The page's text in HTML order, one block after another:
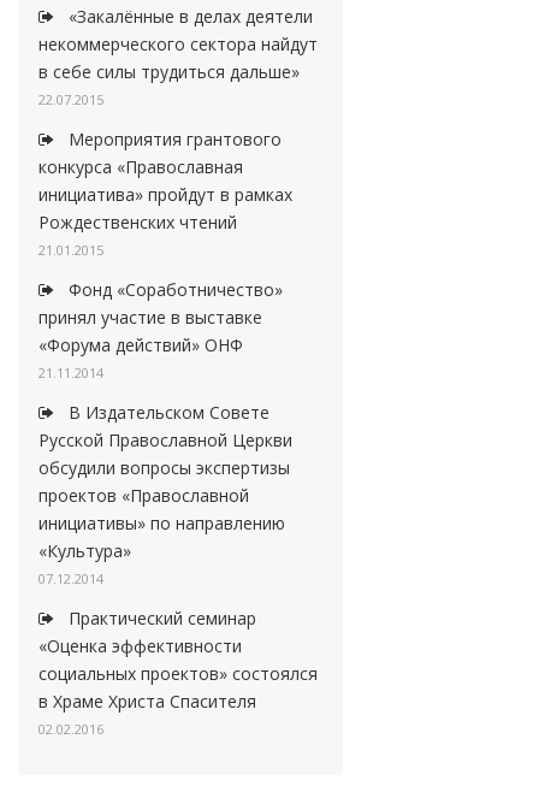
«Закалённые в делах деятели
некоммерческого сектора найдут
в себе силы трудиться дальше»
22.07.2015
Мероприятия грантового
конкурса «Православная
инициатива» пройдут в рамках
Рождественских чтений
21.01.2015
Фонд «Соработничество»
принял участие в выставке
«Форума действий» ОНФ
21.11.2014
В Издательском Совете
Русской Православной Церкви
обсудили вопросы экспертизы
проектов «Православной
инициативы» по направлению
«Культура»
07.12.2014
Практический семинар
«Оценка эффективности
социальных проектов» состоялся
в Храме Христа Спасителя
02.02.2016